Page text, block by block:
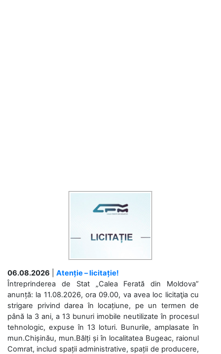
06.08.2026
Atenție – licitație!
Întreprinderea de Stat „Calea Ferată din Moldova”
anunță: la 11.08.2026, ora 09.00, va avea loc licitaţia cu
strigare privind darea în locațiune, pe un termen de
până la 3 ani, a 13 bunuri imobile neutilizate în procesul
tehnologic, expuse în 13 loturi. Bunurile, amplasate în
mun.Chișinău, mun.Bălți și în localitatea Bugeac, raionul
Comrat, includ spații administrative, spații de producere,